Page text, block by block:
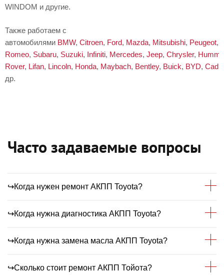
WINDOM и другие.
Также работаем с
автомобилями BMW, Citroen, Ford, Mazda, Mitsubishi, Peugeot,
Romeo, Subaru, Suzuki, Infiniti, Mercedes, Jeep, Chrysler,
Rover, Lifan, Lincoln, Honda, Maybach, Bentley, Buick, BYD,
др.
Часто задаваемые вопросы
↪Когда нужен ремонт АКПП Toyota?
Рекомендуем выполнять ремонт
образовании следующих симптомов: звук/
скорости, повышенный расход топлива,
↪Когда нужна диагностика АКПП Toyota?
Диагностика должна проводиться планово 1
условий эксплуатации авто), перед
↪Когда нужна замена масла АКПП Toyota?
Периодичность замены масла
↪Сколько стоит ремонт АКПП Тойота?